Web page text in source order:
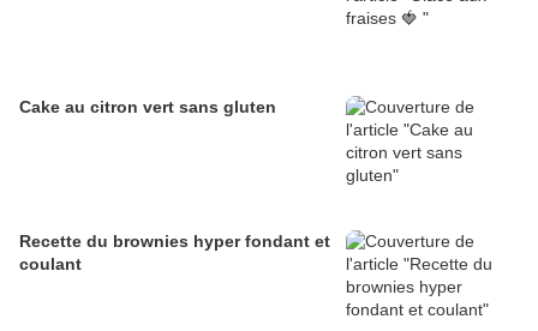
Cake au citron vert sans gluten
Recette du brownies hyper fondant et
coulant